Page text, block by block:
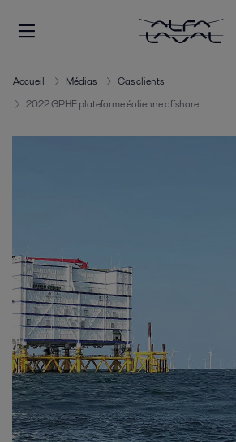
Accueil Médias
Cas clients
2022 GPHE plateforme éolienne offshore